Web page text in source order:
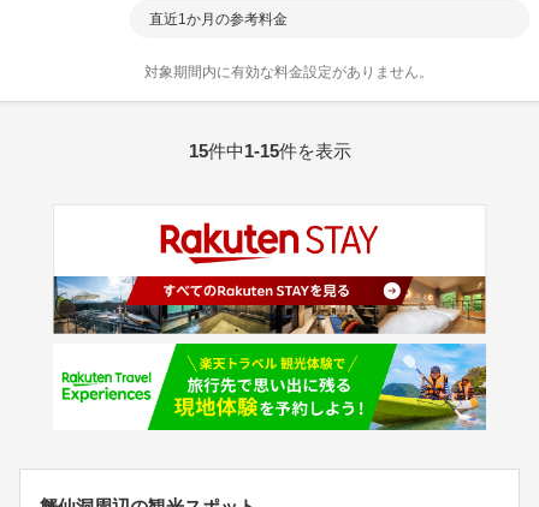
直近1か月の参考料金
対象期間内に有効な料金設定がありません。
15件中1-15件を表示